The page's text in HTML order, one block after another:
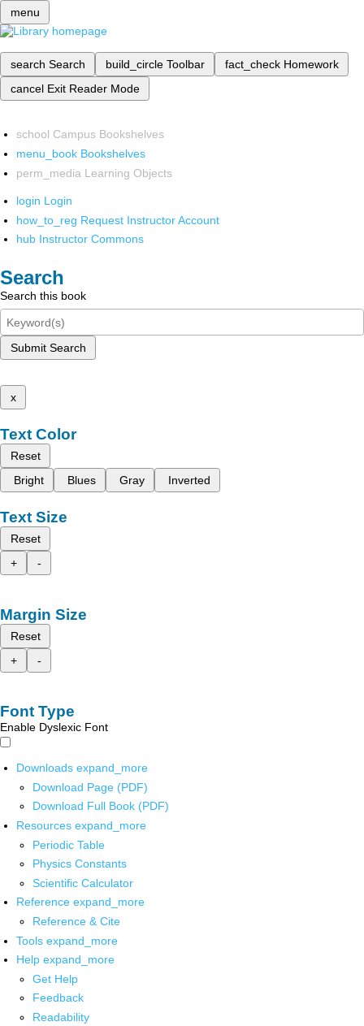
menu
search Search build_circle Toolbar fact_check Homework
cancel Exit Reader Mode
school Campus Bookshelves
menu_book Bookshelves
perm_media Learning Objects
login Login
how_to_reg Request Instructor Account
hub Instructor Commons
Search
Search this book
Submit Search
x
Text Color
Reset
Bright
Blues Gray Inverted
Text Size
Reset
+
-
Margin Size
Reset
+
-
Font Type
Enable Dyslexic Font
Downloads expand_more
Download Page (PDF)
Download Full Book (PDF)
Resources expand_more
Periodic Table
Physics Constants
Scientific Calculator
Reference expand_more
Reference & Cite
Tools expand_more
Help expand_more
Get Help
Feedback
Readability